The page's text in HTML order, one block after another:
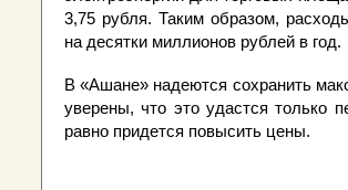
3,75 рубля. Таким образом,
на десятки миллионов рублей в год.
В «Ашане» надеются сохранить
уверены, что это удастся только
равно придется повысить цены.